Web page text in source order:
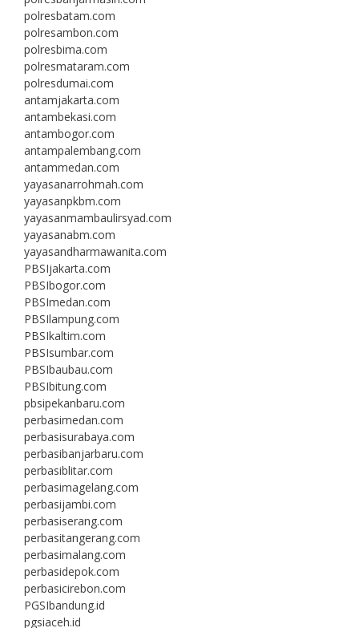
polresbatam.com
polresambon.com
polresbima.com
polresmataram.com
polresdumai.com
antamjakarta.com
antambekasi.com
antambogor.com
antampalembang.com
antammedan.com
yayasanarrohmah.com
yayasanpkbm.com
yayasanmambaulirsyad.com
yayasanabm.com
yayasandharmawanita.com
PBSIjakarta.com
PBSIbogor.com
PBSImedan.com
PBSIlampung.com
PBSIkaltim.com
PBSIsumbar.com
PBSIbaubau.com
PBSIbitung.com
pbsipekanbaru.com
perbasimedan.com
perbasisurabaya.com
perbasibanjarbaru.com
perbasiblitar.com
perbasimagelang.com
perbasijambi.com
perbasiserang.com
perbasitangerang.com
perbasimalang.com
perbasidepok.com
perbasicirebon.com
PGSIbandung.id
pgsiaceh.id